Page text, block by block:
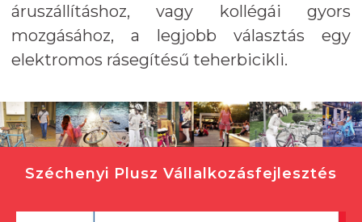
áruszállításhoz, vagy kollégái gyors
mozgásához, a legjobb választás egy
elektromos rásegítésű teherbicikli.
Széchenyi Plusz Vállalkozásfejlesztés